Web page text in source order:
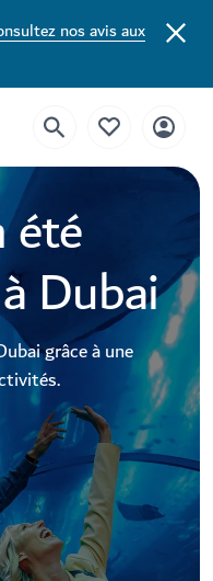
nos avis aux
été
Dubai
grâce à une